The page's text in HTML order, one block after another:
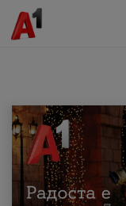
МК EN SQ